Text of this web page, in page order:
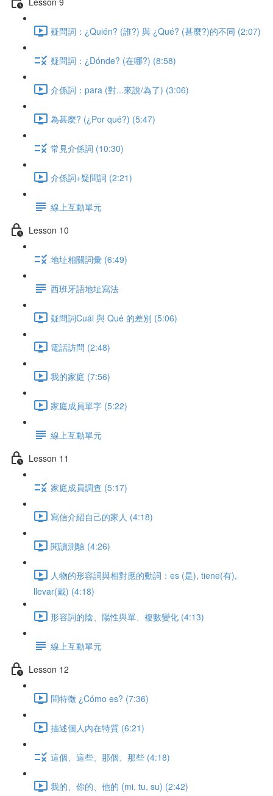
疑問詞：¿Quién? (誰?) 與 ¿Qué? (甚麼?)的不同 (2:07)
疑問詞：¿Dónde? (在哪?) (8:58)
介係詞：para (對...來說/為了) (3:06)
為甚麼? (¿Por qué?) (5:47)
常見介係詞 (10:30)
介係詞+疑問詞 (2:21)
線上互動單元
Lesson 10
地址相關詞彙 (6:49)
西班牙語地址寫法
疑問詞Cuál 與 Qué 的差別 (5:06)
電話訪問 (2:48)
我的家庭 (7:56)
家庭成員單字 (5:22)
線上互動單元
Lesson 11
家庭成員調查 (5:17)
寫信介紹自己的家人 (4:18)
閱讀測驗 (4:26)
人物的形容詞與相對應的動詞：es (是), tiene(有),
llevar(戴) (4:18)
形容詞的陰、陽性與單、複數變化 (4:13)
線上互動單元
Lesson 12
問特徵 ¿Cómo es? (7:36)
描述個人內在特質 (6:21)
這個、這些、那個、那些 (4:18)
我的、你的、他的 (mi, tu, su) (2:42)